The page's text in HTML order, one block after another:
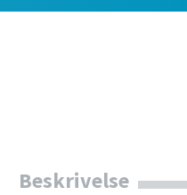
Beskrivelse